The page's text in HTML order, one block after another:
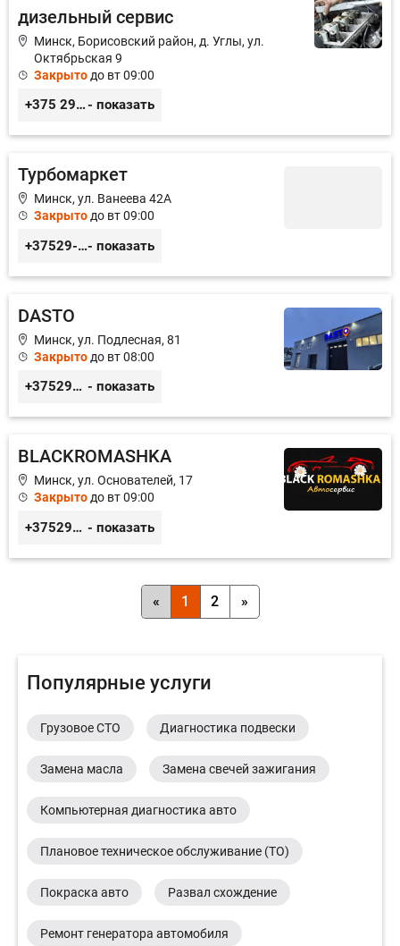
дизельный сервис
Минск, Борисовский район, д. Углы, ул.
Октябрьская 9
Закрыто до вт 09:00
+375 29 3217422; +375 29 6130364- показать
Турбомаркет
Минск, ул. Ванеева 42А
Закрытодо вт 09:00
+37529-360-7700- показать
DASTO
Минск, ул. Подлесная, 81
Закрыто до вт 08:00
+375296606560 - показать
BLACKROMASHKA
Минск, ул. Основателей, 17
Закрытодо вт 09:00
+375296651188 - показать
« 1 2 »
Популярные услуги
Грузовое СТО Диагностика подвески
Замена масла Замена свечей зажигания
Компьютерная диагностика авто
Плановое техническое обслуживание (ТО)
Покраска авто Развал схождение
Ремонт генератора автомобиля